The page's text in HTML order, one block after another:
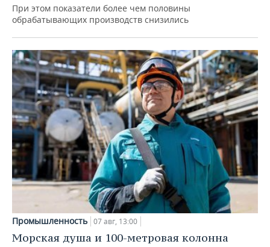
При этом показатели более чем половины
обрабатывающих производств снизились
Промышленность 07 авг, 13:00
Морская душа и 100-метровая колонна